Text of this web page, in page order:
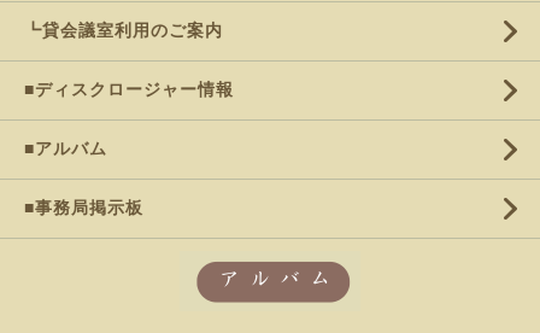
┗貸会議室利用のご案内
■ディスクロージャー情報
■アルバム
■事務局掲示板